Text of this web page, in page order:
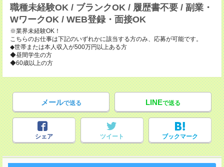
職種未経験OK / ブランクOK / 履歴書不要 / 副業・
WワークOK / WEB登録・面接OK
※業界未経験OK！
こちらのお仕事は下記のいずれかに該当する方のみ、応募が可能です。
◆世帯または本人収入が500万円以上ある方
◆昼間学生の方
◆60歳以上の方
メールで送る LINEで送る
シェア ツイート ブックマーク